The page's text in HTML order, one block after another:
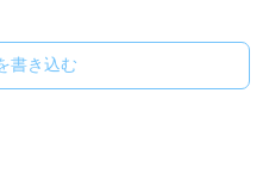
書き込む